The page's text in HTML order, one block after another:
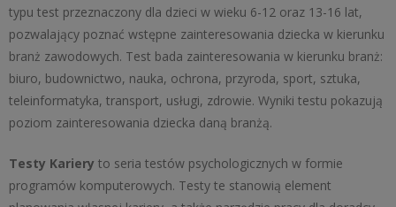
typu test przeznaczony dla dzieci w wieku 6-12 oraz 13-16 lat,
pozwalający poznać wstępne zainteresowania dziecka w kierunku
branż zawodowych. Test bada zainteresowania w kierunku branż:
biuro, budownictwo, nauka, ochrona, przyroda, sport, sztuka,
teleinformatyka, transport, usługi, zdrowie. Wyniki testu pokazują
poziom zainteresowania dziecka daną branżą.
Testy Kariery to seria testów psychologicznych w formie
programów komputerowych. Testy te stanowią element